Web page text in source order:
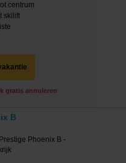
centrum
skilift
gratis annuleren
B